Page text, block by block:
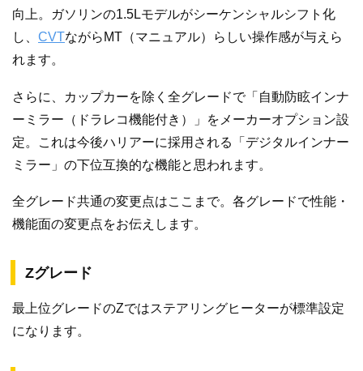
向上。ガソリンの1.5Lモデルがシーケンシャルシフト化
し、 CVTながらMT（マニュアル）らしい操作感が与えら
れます。
さらに、カップカーを除く全グレードで「自動防眩インナ
ーミラー（ドラレコ機能付き）」をメーカーオプション設
定。これは今後ハリアーに採用される「デジタルインナー
ミラー」の下位互換的な機能と思われます。
全グレード共通の変更点はここまで。各グレードで性能・
機能面の変更点をお伝えします。
Zグレード
最上位グレードのZではステアリングヒーターが標準設定
になります。